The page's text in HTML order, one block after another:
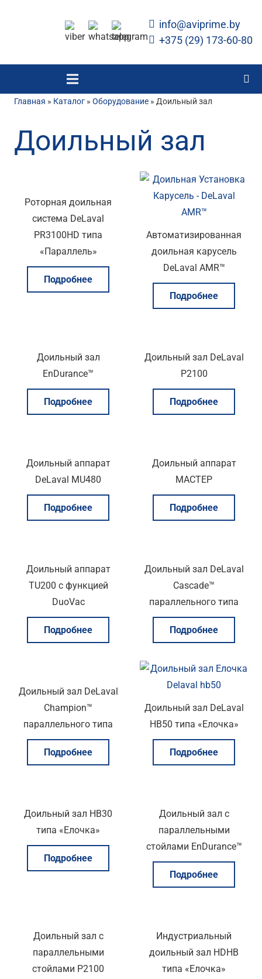
info@aviprime.by
+375 (29) 173-60-80
Главная » Каталог » Оборудование » Доильный зал
Доильный зал
Роторная доильная
система DeLaval
PR3100HD типа
«Параллель»
Подробнее
Автоматизированная
доильная карусель
DeLaval AMR™
Подробнее
Доильный зал
EnDurance™
Подробнее
Доильный зал DeLaval
P2100
Подробнее
Доильный аппарат
DeLaval MU480
Подробнее
Доильный аппарат
МАСТЕР
Подробнее
Доильный аппарат
ТU200 с функцией
DuoVac
Подробнее
Доильный зал DeLaval
Cascade™
параллельного типа
Подробнее
Доильный зал DeLaval
Champion™
параллельного типа
Подробнее
Доильный зал DeLaval
HB50 типа «Елочка»
Подробнее
Доильный зал HB30
типа «Елочка»
Подробнее
Доильный зал с
параллельными
стойлами EnDurance™
Подробнее
Доильный зал с
параллельными
стойлами P2100
Индустриальный
доильный зал HDHB
типа «Елочка»